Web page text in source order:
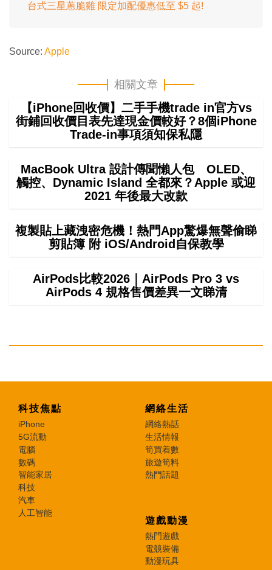
台式三星蔥脆雞 限定加配優惠低至 $5 起!
Source: Apple
相關文章
【iPhone回收價】二手手機trade in官方vs
街鋪回收價目表先達現金價較好？8個iPhone
Trade-in事項須知保私隱
MacBook Ultra 設計傳聞懶人包 OLED、
觸控、Dynamic Island 全都來？Apple 或迎
2021 年後最大改款
複製貼上藏洩密危機！熱門App驚爆無聲偷睇
剪貼簿 附 iOS/Android自保教學
AirPods比較2026｜AirPods Pro 3 vs
AirPods 4 規格售價差異一文睇清
科技焦點
iPhone
5G流動
電腦
數碼
智能家居
科技
汽車
人工智能
網絡生活
網絡熱話
生活情報
筍買着數
旅遊筍料
熱門話題
遊戲動漫
熱門遊戲
電競裝備
動漫玩具